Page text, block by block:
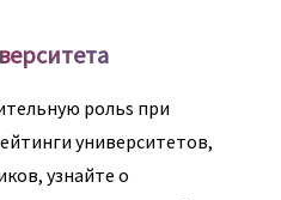
рольs при
университетов,
узнайте о